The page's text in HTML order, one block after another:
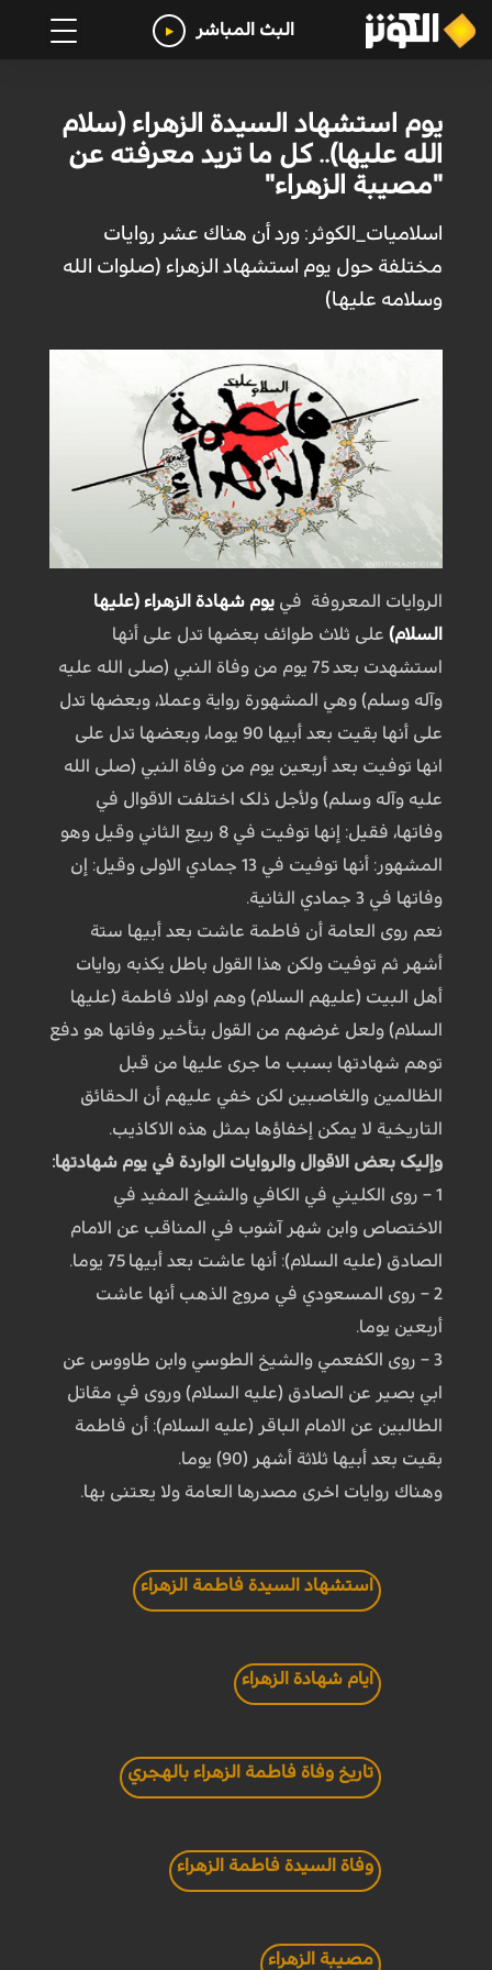
البث المباشر
يوم استشهاد السيدة الزهراء (سلام
الله عليها).. كل ما تريد معرفته عن
"مصيبة الزهراء"
اسلاميات_الكوثر: ورد أن هناك عشر روايات
مختلفة حول يوم استشهاد الزهراء (صلوات الله
وسلامه عليها)
الروايات المعروفة في يوم شهادة الزهراء (عليها
السلام)علی ثلاث طوائف بعضها تدل علی أنها
استشهدت بعد 75 يوم من وفاة النبي (صلی الله عليه
وآله وسلم) وهي المشهورة رواية وعملا، وبعضها تدل
علی أنها بقيت بعد أبيها 90 يوما، وبعضها تدل علی
انها توفيت بعد أربعين يوم من وفاة النبي (صلی الله
عليه وآله وسلم) ولأجل ذلک اختلفت الاقوال في
وفاتها، فقيل: إنها توفيت في 8 ربيع الثاني وقيل وهو
المشهور: أنها توفيت في 13 جمادي الاولی وقيل: إن
وفاتها في 3 جمادي الثانية.
نعم روی العامة أن فاطمة عاشت بعد أبيها ستة
أشهر ثم توفيت ولکن هذا القول باطل يکذبه روايات
أهل البيت (عليهم السلام) وهم اولاد فاطمة (عليها
السلام) ولعل غرضهم من القول بتأخير وفاتها هو دفع
توهم شهادتها بسبب ما جری عليها من قبل
الظالمين والغاصبين لکن خفي عليهم أن الحقائق
التاريخية لا يمکن إخفاؤها بمثل هذه الاکاذيب.
وإليک بعض الاقوال والروايات الواردة في يوم شهادتها:
1 – روی الکليني في الکافي والشيخ المفيد في
الاختصاص وابن شهر آشوب في المناقب عن الامام
الصادق (عليه السلام): أنها عاشت بعد أبيها 75 يوما.
2 – روی المسعودي في مروج الذهب أنها عاشت
أربعين يوما.
3 – روی الکفعمي والشيخ الطوسي وابن طاووس عن
ابي بصير عن الصادق (عليه السلام) وروی في مقاتل
الطالبين عن الامام الباقر (عليه السلام): أن فاطمة
بقيت بعد أبيها ثلاثة أشهر (90) يوما.
وهناك روايات اخری مصدرها العامة ولا يعتنی بها.
استشهاد السيدة فاطمة الزهراء
ايام شهادة الزهراء
تاريخ وفاة فاطمة الزهراء بالهجري
وفاة السيدة فاطمة الزهراء
مصيبة الزهراء